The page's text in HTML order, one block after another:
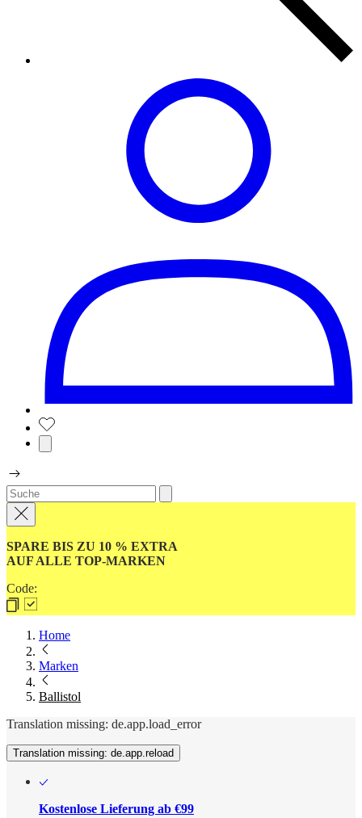
SPARE BIS ZU 10 % EXTRA
AUF ALLE TOP-MARKEN
Code:
Home
Marken
Ballistol
Translation missing: de.app.load_error
Translation missing: de.app.reload
Kostenlose Lieferung ab €99